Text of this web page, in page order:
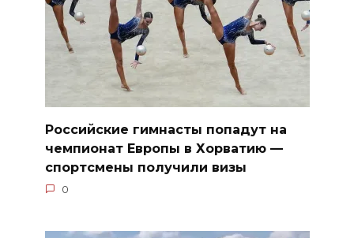
Российские гимнасты попадут на
чемпионат Европы в Хорватию —
спортсмены получили визы
0